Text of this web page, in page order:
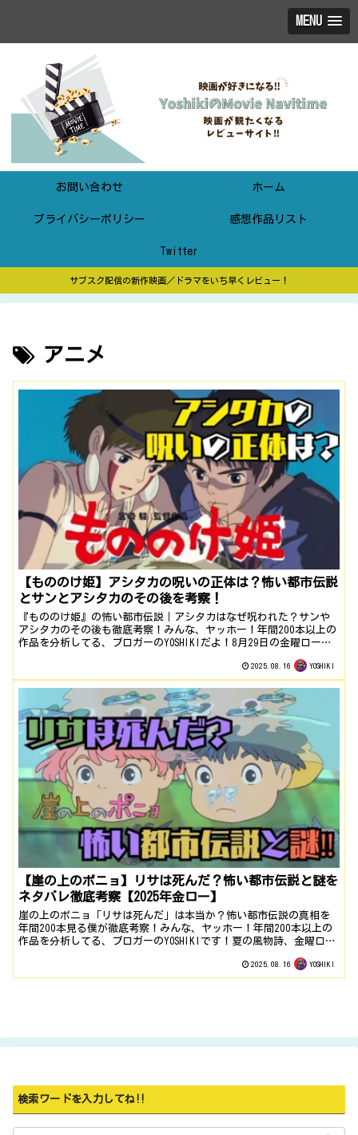
MENU
お問い合わせ ホーム
プライバシーポリシー 感想作品リスト
Twitter
サブスク配信の新作映画／ドラマをいち早くレビュー！
アニメ
【もののけ姫】アシタカの呪いの正体は？怖い都市伝説
とサンとアシタカのその後を考察！
『もののけ姫』の怖い都市伝説｜アシタカはなぜ呪われた？サンや
アシタカのその後も徹底考察！みんな、ヤッホー！年間200本以上の
作品を分析してる、ブロガーのYOSHIKIだよ！8月29日の金曜ロード
は、ただただアシタカのかっこよさや、ヤックルの可愛さに夢中に
なったものだけど、大人になってから観返すと、こ...
2025.08.16 YOSHIKI
【崖の上のポニョ】リサは死んだ？怖い都市伝説と謎を
ネタバレ徹底考察【2025年金ロー】
崖の上のポニョ「リサは死んだ」は本当か？怖い都市伝説の真相を
年間200本見る僕が徹底考察！みんな、ヤッホー！年間200本以上の
作品を分析してる、ブロガーのYOSHIKIです！夏の風物詩、金曜ロー
に楽しみですよねー！可愛いポニョと宗介の物語は、観ているだけ
で心が温かくなって、誰もが笑顔になれる、まさに...
2025.08.16 YOSHIKI
検索ワードを入力してね‼